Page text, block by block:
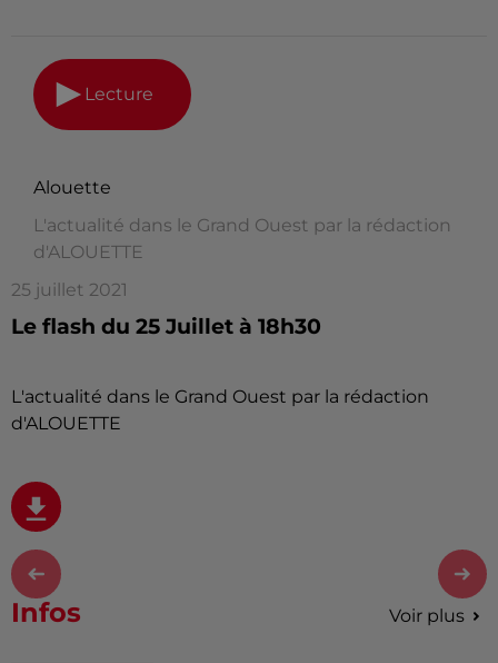
Lecture
Alouette
L'actualité dans le Grand Ouest par la rédaction
d'ALOUETTE
25 juillet 2021
Le flash du 25 Juillet à 18h30
L'actualité dans le Grand Ouest par la rédaction
d'ALOUETTE
Infos Voir plus